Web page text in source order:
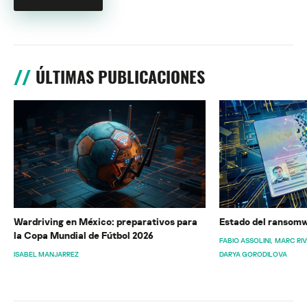
ÚLTIMAS PUBLICACIONES
Wardriving en México: preparativos para
la Copa Mundial de Fútbol 2026
ISABEL MANJARREZ
Estado del
FABIO ASSOLINI MARC
DARYA GORODILOVA